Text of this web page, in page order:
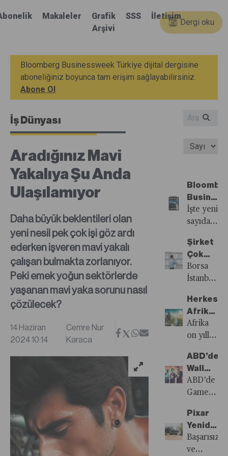
Makaleler
Grafik
Arşivi
SSS İletişim
Dergi oku
Bloomberg Businessweek Türkiye dijital dergisine
aboneliğiniz boyunca tam erişim sağlayabilirsiniz.
Abone Ol
İş Dünyası
Aradığınız Mavi
Yakalıya Şu Anda
Ulaşılamıyor
Daha büyük beklentileri olan
yeni nesil pek çok işi göz ardı
ederken işveren mavi yakalı
çalışan bulmakta zorlanıyor.
Peki emek yoğun sektörlerde
yaşanan mavi yaka sorunu nasıl
çözülecek?
14 Haziran
2024 10:14
Cemre Nur
Karaca
34.
Yayında!
İşte yeni
sayıdan
çıkanlar...
Şirket
Çok
Rapor
Yok
Borsa
İstanbul’da
sayısı
550’yi
aştı.
Ancak
bunların
neredeyse
yüzde
20’si
izleme
listesinde
bulunuyor.
BIST
Herkes
Afrika’yı
Etki
Alanına
Peşinde
Afrika
on yıllar
açlık ve
sefaletle
boğuştu.
Batılı
ülkelerin
sözde
insani
yardım
ABD’de
Wall
Street’in
Huzurunu
Yeni
Nesil
ABD’de
GameStop
ünlü
olan ve
alım-
Pixar
Yeniden
Ayağa
ve